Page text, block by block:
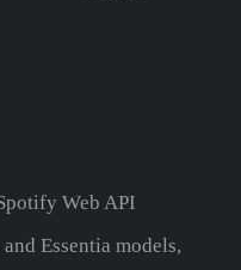
Web API
Essentia models,